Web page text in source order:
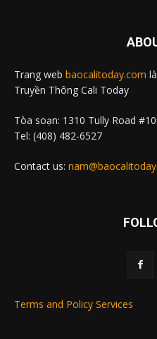
Trang web baocalitoday.com
Truyền Thông Cali Today
Tòa soạn: 1310 Tully Road
Tel: (408) 482-6527
Contact us:
Terms and Policy Services